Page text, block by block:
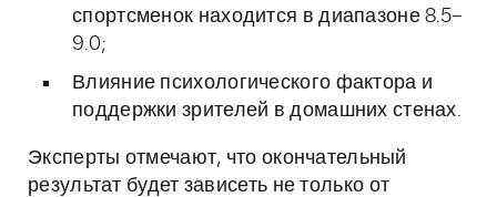
спортсменок находится в диапазоне 8.5–
9.0;
Влияние психологического фактора и
поддержки зрителей в домашних стенах.
Эксперты отмечают, что окончательный
результат будет зависеть не только от